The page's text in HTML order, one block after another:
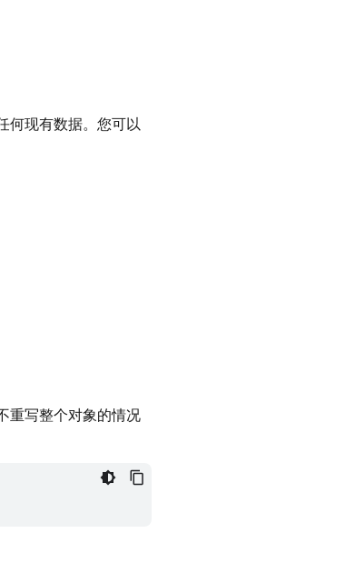
何现有数据。您可以
重写整个对象的情况